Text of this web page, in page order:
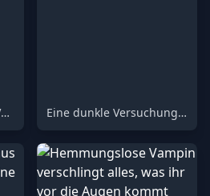
Ein chaotischer erster Versuch: Sein erstes Toilettenerlebnis, reichlich gefüllt Eine dunkle Versuchung für eine schmutzige Küchenhure